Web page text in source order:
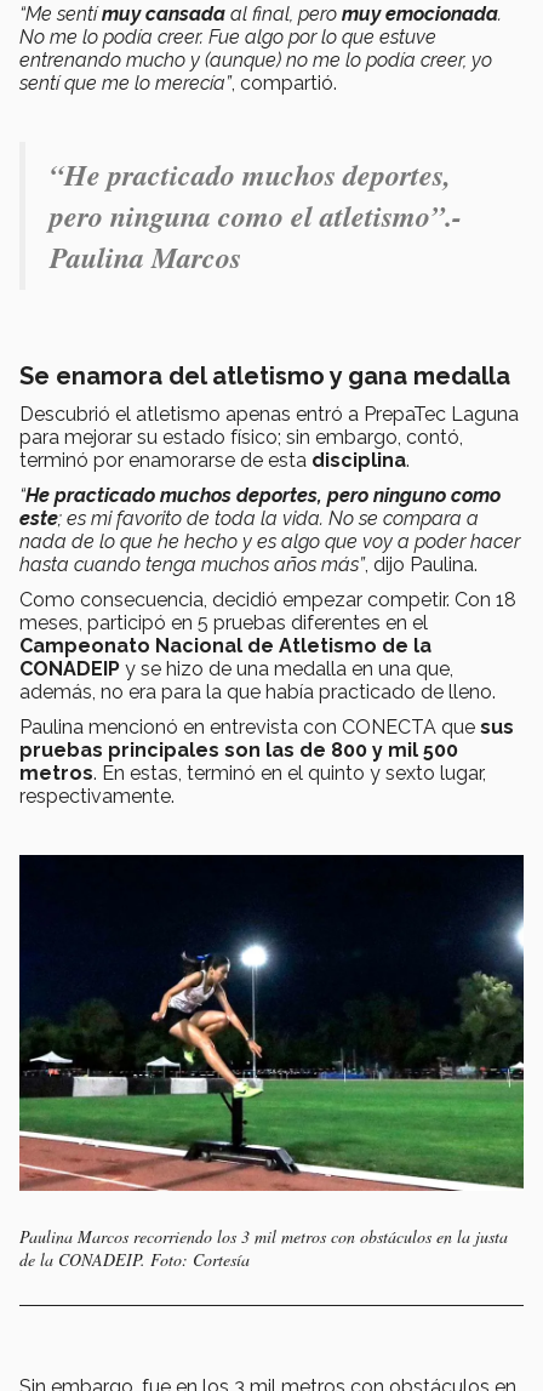
“Me sentímuy cansada al final, pero muy emocionada.
No me lo podía creer. Fue algo por lo que estuve
entrenando mucho y (aunque) no me lo podía creer, yo
sentí que me lo merecía”, compartió.
“He practicado muchos deportes,
pero ninguna como el atletismo”.-
Paulina Marcos
Se enamora del atletismo y gana medalla
Descubrió el atletismo apenas entró a PrepaTec Laguna
para mejorar su estado físico; sin embargo, contó,
terminó por enamorarse de esta disciplina.
“He practicado muchos deportes, pero ninguno como
este; es mi favorito de toda la vida. No se compara a
nada de lo que he hecho y es algo que voy a poder hacer
hasta cuando tenga muchos años más”, dijo Paulina.
Como consecuencia, decidió empezar competir. Con 18
meses, participó en 5 pruebas diferentes en el
Campeonato Nacional de Atletismo de la
CONADEIP y se hizo de una medalla en una que,
además, no era para la que había practicado de lleno.
Paulina mencionó en entrevista con CONECTA que sus
pruebas principales son las de 800 y mil 500
metros. En estas, terminó en el quinto y sexto lugar,
respectivamente.
Paulina Marcos recorriendo los 3 mil metros con obstáculos en la justa
de la CONADEIP. Foto: Cortesía